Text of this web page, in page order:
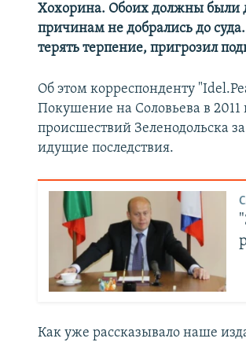
Хохорина. Обоих должны были
причинам не добрались до
терять терпение, пригрозил
Об этом корреспонденту
Покушение на Соловьева в
происшествий Зеленодольска
идущие последствия.
Как уже рассказывало наше